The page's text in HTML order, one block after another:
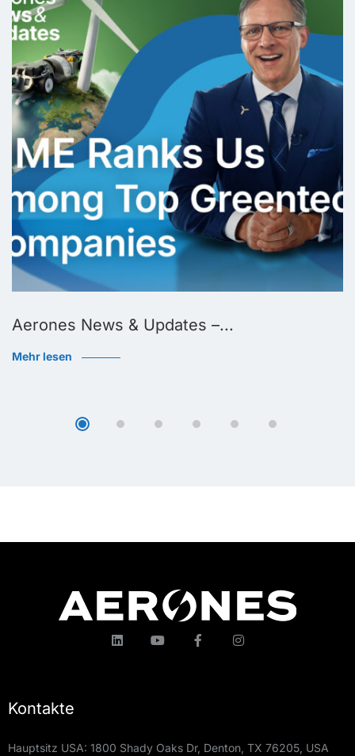
Aerones News & Updates –...
Mehr lesen
Kontakte
Hauptsitz USA: 1800 Shady Oaks Dr, Denton, TX 76205, USA